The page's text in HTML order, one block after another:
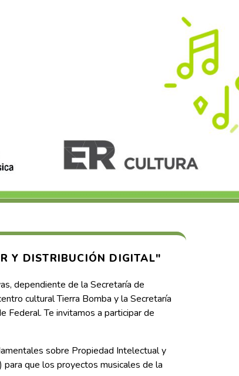
Y DISTRIBUCIÓN DIGITAL"
dependiente de la Secretaría de
cultural Tierra Bomba y la Secretaría
Federal. Te invitamos a participar de
sobre Propiedad Intelectual y
que los proyectos musicales de la